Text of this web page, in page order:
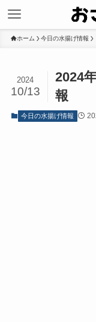
ホーム 今日の水揚げ情報
2024
報
2024
10/13
今日の水揚げ情報